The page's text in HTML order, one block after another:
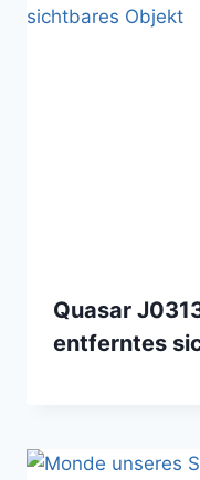
Quasar
entferntes